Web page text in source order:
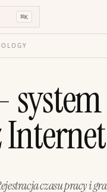
⌘K
Internet
czasu pracy i